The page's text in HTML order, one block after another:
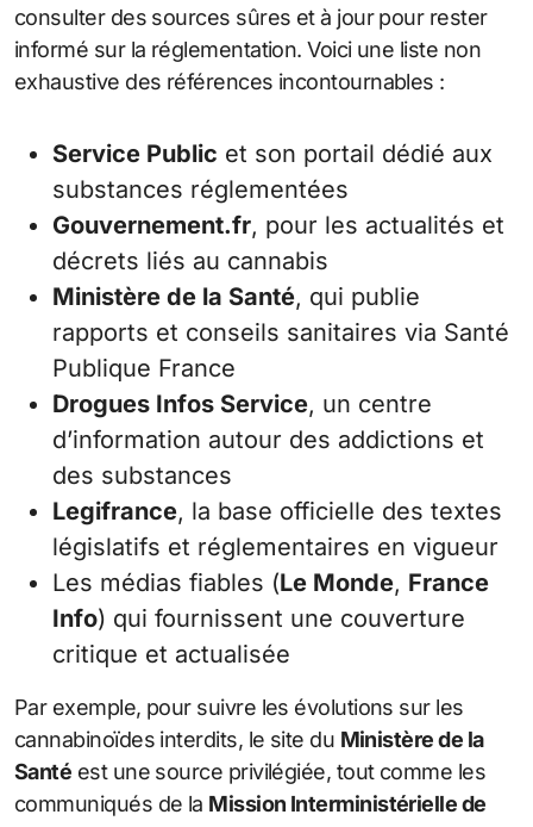
consulter des sources sûres et à jour pour rester
informé sur la réglementation. Voici une liste non
exhaustive des références incontournables :
Service Public et son portail dédié aux
substances réglementées
Gouvernement.fr, pour les actualités et
décrets liés au cannabis
Ministère de la Santé, qui publie
rapports et conseils sanitaires via Santé
Publique France
Drogues Infos Service, un centre
d’information autour des addictions et
des substances
Legifrance, la base officielle des textes
législatifs et réglementaires en vigueur
Les médias fiables (Le Monde, France
Info) qui fournissent une couverture
critique et actualisée
Par exemple, pour suivre les évolutions sur les
cannabinoïdes interdits, le site du Ministère de la
Santé est une source privilégiée, tout comme les
communiqués de la Mission Interministérielle de